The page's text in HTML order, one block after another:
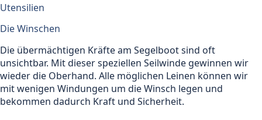
Utensilien
Die Winschen
Die übermächtigen Kräfte am Segelboot sind oft
unsichtbar. Mit dieser speziellen Seilwinde gewinnen wir
wieder die Oberhand. Alle möglichen Leinen können wir
mit wenigen Windungen um die Winsch legen und
bekommen dadurch Kraft und Sicherheit.